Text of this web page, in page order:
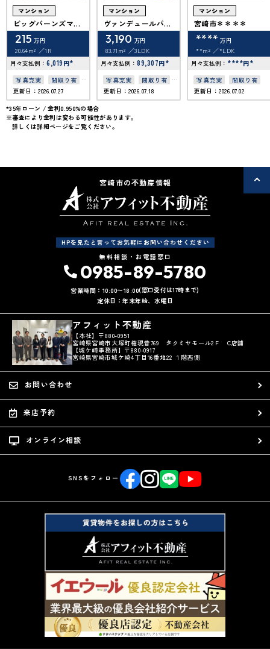
マンション
ビッグバーンズマン
ションサンコート神
宮東
215 万円
20.64m²
1R
月々支払例： 6,019 円*
写真充実
間取り有
駅徒歩10分以内
更新日：2026.07.27
マンション
ヴァンデュールパレ
ス神宮東
3,190 万円
83.71m²
3LDK
月々支払例： 89,307円*
写真充実
間取り有
ペット可
更新日：2026.07.18
マンション
宮崎市＊＊＊＊
**** 万円
**m²
*LDK
月々支払例： ****円*
写真充実
間取り有
更新日：2026.07.02
*35年ローン / 金利0.950%の場合
※審査により金利は変わる可能性があります。
詳しくは詳細ページをご覧ください。
宮崎市の不動産情報
HPを見たと言ってお気軽にお問い合わせください
無料相談・お電話窓口
0985-89-5780
営業時間：10:00〜18:00(窓口受付は17時まで)
定休日：年末年始、水曜日
アフィット不動産
【本社】〒880-0951
宮崎県宮崎市大塚町権現昔769 タクミヤモール2Ｆ C店舗
【城ケ崎事務所】〒880-0917
宮崎県宮崎市城ケ崎4丁目16番地22 １階西側
お問い合わせ
来店予約
オンライン相談
SNSをフォロー